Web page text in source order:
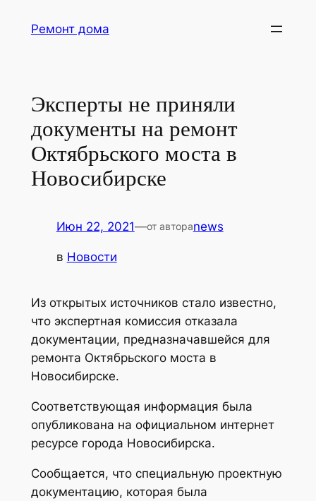
Ремонт дома
Эксперты не приняли
документы на ремонт
Октябрьского моста в
Новосибирске
Июн 22, 2021—от автораnews
в Новости
Из открытых источников стало известно,
что экспертная комиссия отказала
документации, предназначавшейся для
ремонта Октябрьского моста в
Новосибирске.
Соответствующая информация была
опубликована на официальном интернет
ресурсе города Новосибирска.
Сообщается, что специальную проектную
документацию, которая была